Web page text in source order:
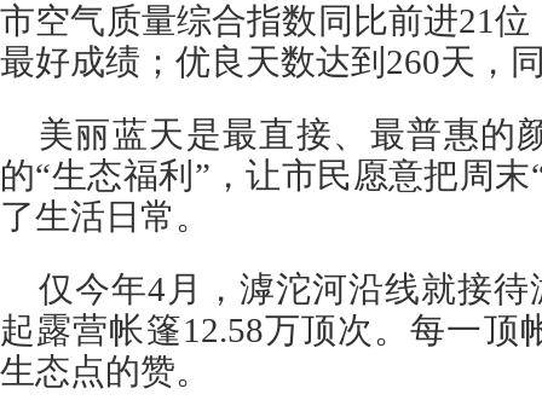
市空气质量综合指数同比前进21
最好成绩；优良天数达到260天，
美丽蓝天是最直接、最普惠的
的“生态福利”，让市民愿意把周
了生活日常。
仅今年4月，滹沱河沿线就接待
起露营帐篷12.58万顶次。每一顶
生态点的赞。